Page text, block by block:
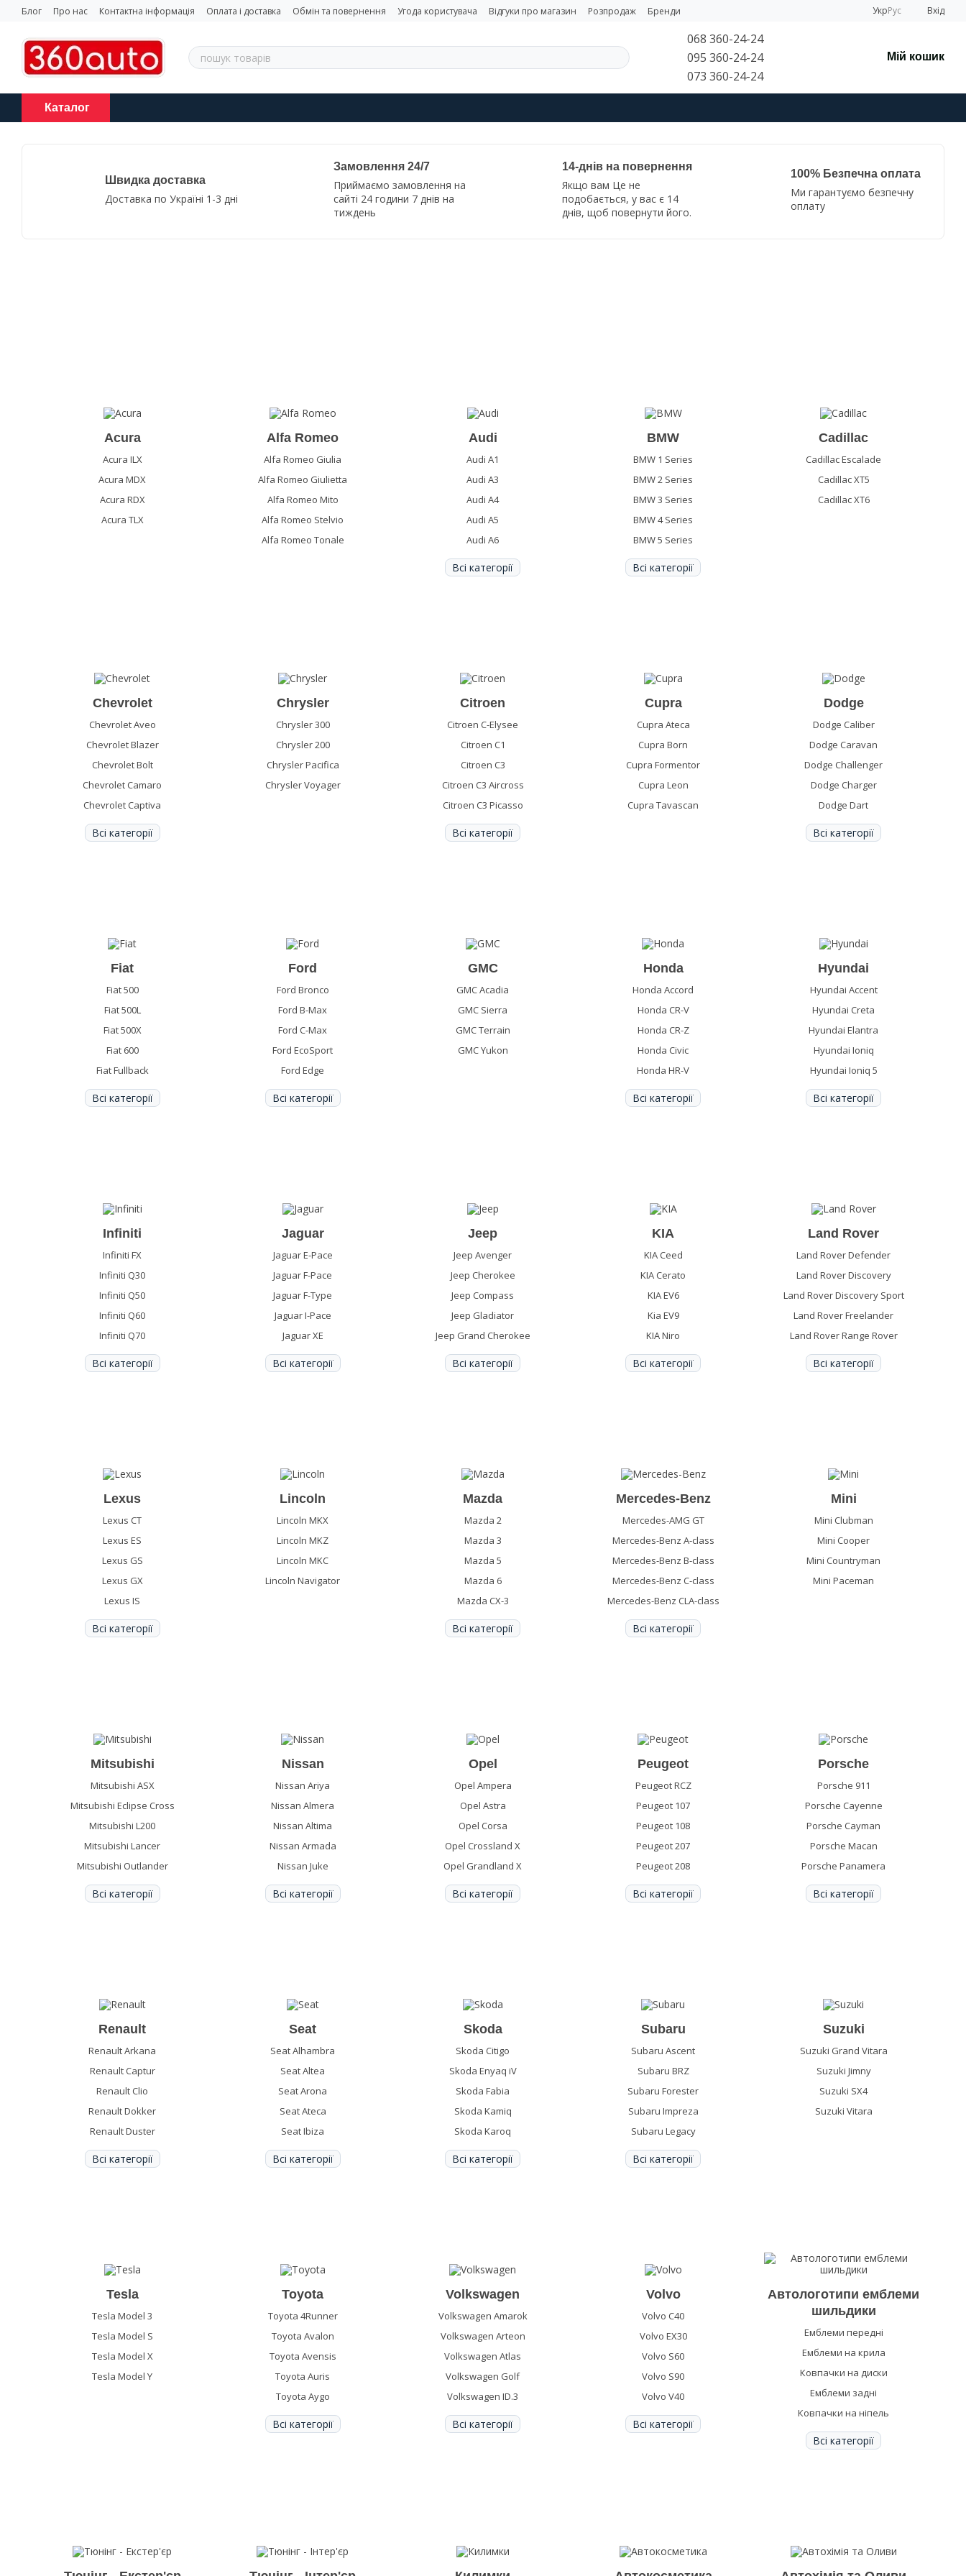
Перейти до основного контенту
Блог Про нас Контактна інформація Оплата і доставка Обмін та повернення Угода користувача Відгуки про магазин Розпродаж Бренди УкрРус Вхід
068 360-24-24
095 360-24-24
073 360-24-24
Мій кошик
Каталог
Швидка доставка
Доставка по Україні 1-3 дні
Замовлення 24/7
Приймаємо замовлення на
сайті 24 години 7 днів на
тиждень
14-днів на повернення
Якщо вам Це не
подобається, у вас є 14
днів, щоб повернути його.
100% Безпечна оплата
Ми гарантуємо безпечну
оплату
Acura
Acura ILX
Acura MDX
Acura RDX
Acura TLX
Alfa Romeo
Alfa Romeo Giulia
Alfa Romeo Giulietta
Alfa Romeo Mito
Alfa Romeo Stelvio
Alfa Romeo Tonale
Audi
Audi A1
Audi A3
Audi A4
Audi A5
Audi A6
Всі категорії
BMW
BMW 1 Series
BMW 2 Series
BMW 3 Series
BMW 4 Series
BMW 5 Series
Всі категорії
Cadillac
Cadillac Escalade
Cadillac XT5
Cadillac XT6
Chevrolet
Chevrolet Aveo
Chevrolet Blazer
Chevrolet Bolt
Chevrolet Camaro
Chevrolet Captiva
Всі категорії
Chrysler
Chrysler 300
Chrysler 200
Chrysler Pacifica
Chrysler Voyager
Citroen
Citroen C-Elysee
Citroen C1
Citroen C3
Citroen C3 Aircross
Citroen C3 Picasso
Всі категорії
Cupra
Cupra Ateca
Cupra Born
Cupra Formentor
Cupra Leon
Cupra Tavascan
Dodge
Dodge Caliber
Dodge Caravan
Dodge Challenger
Dodge Charger
Dodge Dart
Всі категорії
Fiat
Fiat 500
Fiat 500L
Fiat 500X
Fiat 600
Fiat Fullback
Всі категорії
Ford
Ford Bronco
Ford B-Max
Ford C-Max
Ford EcoSport
Ford Edge
Всі категорії
GMC
GMC Acadia
GMC Sierra
GMC Terrain
GMC Yukon
Honda
Honda Accord
Honda CR-V
Honda CR-Z
Honda Civic
Honda HR-V
Всі категорії
Hyundai
Hyundai Accent
Hyundai Creta
Hyundai Elantra
Hyundai Ioniq
Hyundai Ioniq 5
Всі категорії
Infiniti
Infiniti FX
Infiniti Q30
Infiniti Q50
Infiniti Q60
Infiniti Q70
Всі категорії
Jaguar
Jaguar E-Pace
Jaguar F-Pace
Jaguar F-Type
Jaguar I-Pace
Jaguar XE
Всі категорії
Jeep
Jeep Avenger
Jeep Cherokee
Jeep Compass
Jeep Gladiator
Jeep Grand Cherokee
Всі категорії
KIA
KIA Ceed
KIA Cerato
KIA EV6
Kia EV9
KIA Niro
Всі категорії
Land Rover
Land Rover Defender
Land Rover Discovery
Land Rover Discovery Sport
Land Rover Freelander
Land Rover Range Rover
Всі категорії
Lexus
Lexus CT
Lexus ES
Lexus GS
Lexus GX
Lexus IS
Всі категорії
Lincoln
Lincoln MKX
Lincoln MKZ
Lincoln MKC
Lincoln Navigator
Mazda
Mazda 2
Mazda 3
Mazda 5
Mazda 6
Mazda CX-3
Всі категорії
Mercedes-Benz
Mercedes-AMG GT
Mercedes-Benz A-class
Mercedes-Benz B-class
Mercedes-Benz C-class
Mercedes-Benz CLA-class
Всі категорії
Mini
Mini Clubman
Mini Cooper
Mini Countryman
Mini Paceman
Mitsubishi
Mitsubishi ASX
Mitsubishi Eclipse Cross
Mitsubishi L200
Mitsubishi Lancer
Mitsubishi Outlander
Всі категорії
Nissan
Nissan Ariya
Nissan Almera
Nissan Altima
Nissan Armada
Nissan Juke
Всі категорії
Opel
Opel Ampera
Opel Astra
Opel Corsa
Opel Crossland X
Opel Grandland X
Всі категорії
Peugeot
Peugeot RCZ
Peugeot 107
Peugeot 108
Peugeot 207
Peugeot 208
Всі категорії
Porsche
Porsche 911
Porsche Cayenne
Porsche Cayman
Porsche Macan
Porsche Panamera
Всі категорії
Renault
Renault Arkana
Renault Captur
Renault Clio
Renault Dokker
Renault Duster
Всі категорії
Seat
Seat Alhambra
Seat Altea
Seat Arona
Seat Ateca
Seat Ibiza
Всі категорії
Skoda
Skoda Citigo
Skoda Enyaq iV
Skoda Fabia
Skoda Kamiq
Skoda Karoq
Всі категорії
Subaru
Subaru Ascent
Subaru BRZ
Subaru Forester
Subaru Impreza
Subaru Legacy
Всі категорії
Suzuki
Suzuki Grand Vitara
Suzuki Jimny
Suzuki SX4
Suzuki Vitara
Tesla
Tesla Model 3
Tesla Model S
Tesla Model X
Tesla Model Y
Toyota
Toyota 4Runner
Toyota Avalon
Toyota Avensis
Toyota Auris
Toyota Aygo
Всі категорії
Volkswagen
Volkswagen Amarok
Volkswagen Arteon
Volkswagen Atlas
Volkswagen Golf
Volkswagen ID.3
Всі категорії
Volvo
Volvo C40
Volvo EX30
Volvo S60
Volvo S90
Volvo V40
Всі категорії
Автологотипи емблеми
шильдики
Емблеми передні
Емблеми на крила
Ковпачки на диски
Емблеми задні
Ковпачки на ніпель
Всі категорії